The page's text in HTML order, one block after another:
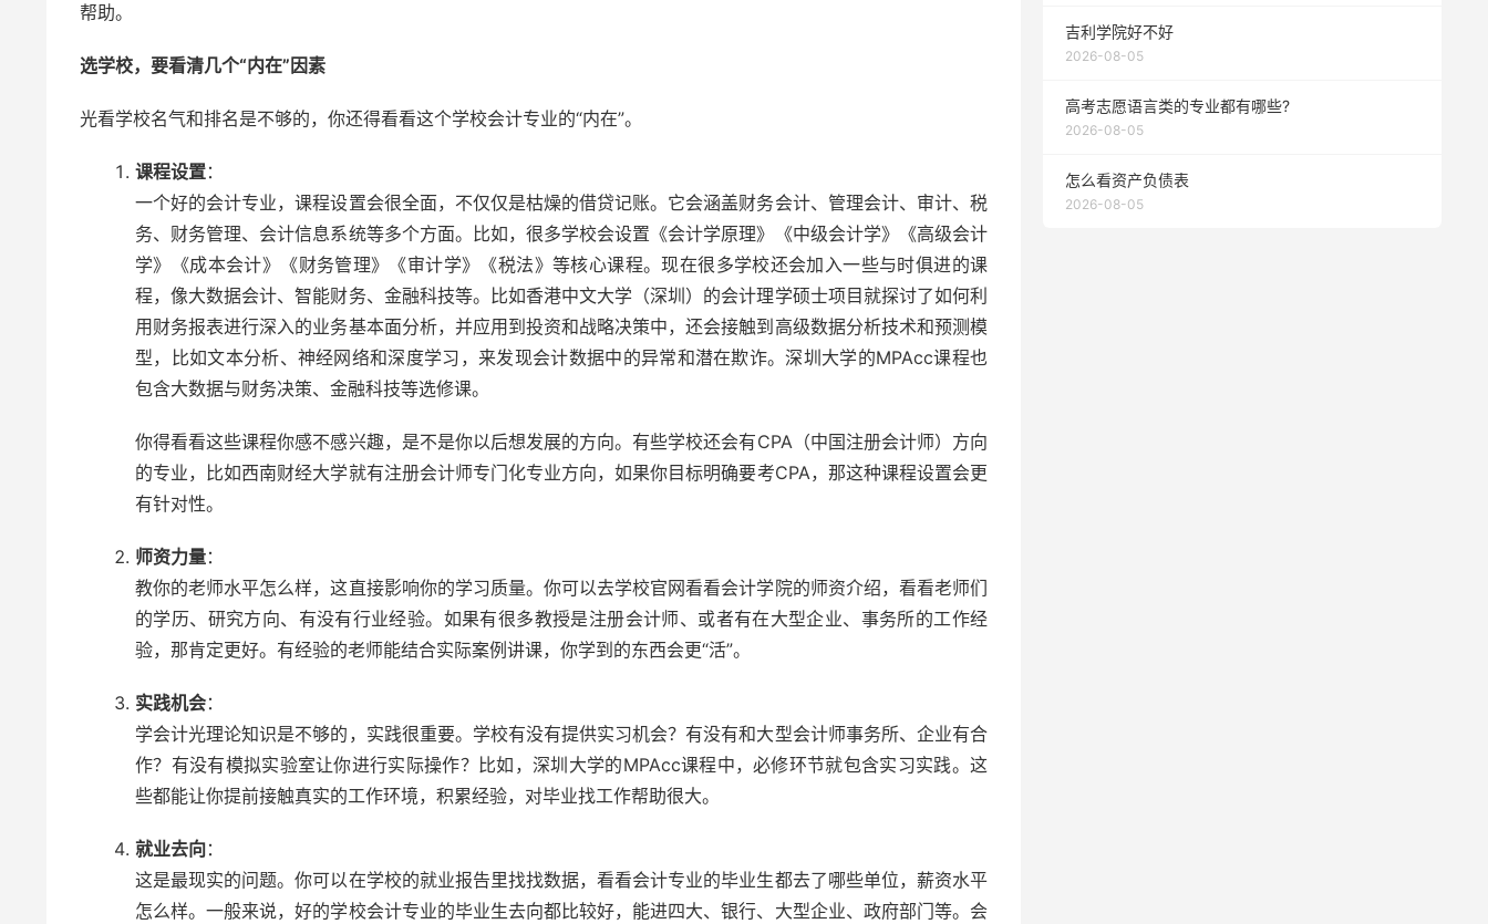
帮助。
选学校，要看清几个“内在”因素
光看学校名气和排名是不够的，你还得看看这个学校会计专业的“内在”。
课程设置：
一个好的会计专业，课程设置会很全面，不仅仅是枯燥的借贷记账。它会涵盖财务会计、管理会计、审计、税
务、财务管理、会计信息系统等多个方面。比如，很多学校会设置《会计学原理》《中级会计学》《高级会计
学》《成本会计》《财务管理》《审计学》《税法》等核心课程。现在很多学校还会加入一些与时俱进的课
程，像大数据会计、智能财务、金融科技等。比如香港中文大学（深圳）的会计理学硕士项目就探讨了如何利
用财务报表进行深入的业务基本面分析，并应用到投资和战略决策中，还会接触到高级数据分析技术和预测模
型，比如文本分析、神经网络和深度学习，来发现会计数据中的异常和潜在欺诈。深圳大学的MPAcc课程也
包含大数据与财务决策、金融科技等选修课。
你得看看这些课程你感不感兴趣，是不是你以后想发展的方向。有些学校还会有CPA（中国注册会计师）方向
的专业，比如西南财经大学就有注册会计师专门化专业方向，如果你目标明确要考CPA，那这种课程设置会更
有针对性。
师资力量：
教你的老师水平怎么样，这直接影响你的学习质量。你可以去学校官网看看会计学院的师资介绍，看看老师们
的学历、研究方向、有没有行业经验。如果有很多教授是注册会计师、或者有在大型企业、事务所的工作经
验，那肯定更好。有经验的老师能结合实际案例讲课，你学到的东西会更“活”。
实践机会：
学会计光理论知识是不够的，实践很重要。学校有没有提供实习机会？有没有和大型会计师事务所、企业有合
作？有没有模拟实验室让你进行实际操作？比如，深圳大学的MPAcc课程中，必修环节就包含实习实践。这
些都能让你提前接触真实的工作环境，积累经验，对毕业找工作帮助很大。
就业去向：
这是最现实的问题。你可以在学校的就业报告里找找数据，看看会计专业的毕业生都去了哪些单位，薪资水平
怎么样。一般来说，好的学校会计专业的毕业生去向都比较好，能进四大、银行、大型企业、政府部门等。会
吉利学院好不好
2026-08-05
高考志愿语言类的专业都有哪些?
2026-08-05
怎么看资产负债表
2026-08-05